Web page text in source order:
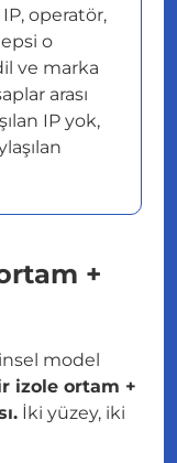
operatör,
o
ve marka
arası
IP yok,
+
model
izole ortam +
İki yüzey, iki